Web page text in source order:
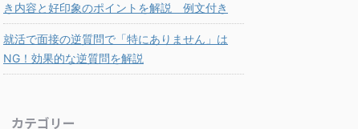
き内容と好印象のポイントを解説 例文付き
就活で面接の逆質問で「特にありません」は
NG！効果的な逆質問を解説
カテゴリー